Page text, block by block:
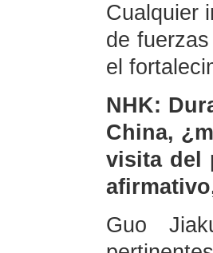
Cualquier
de
el
NHK:
China,
visita del
Guo